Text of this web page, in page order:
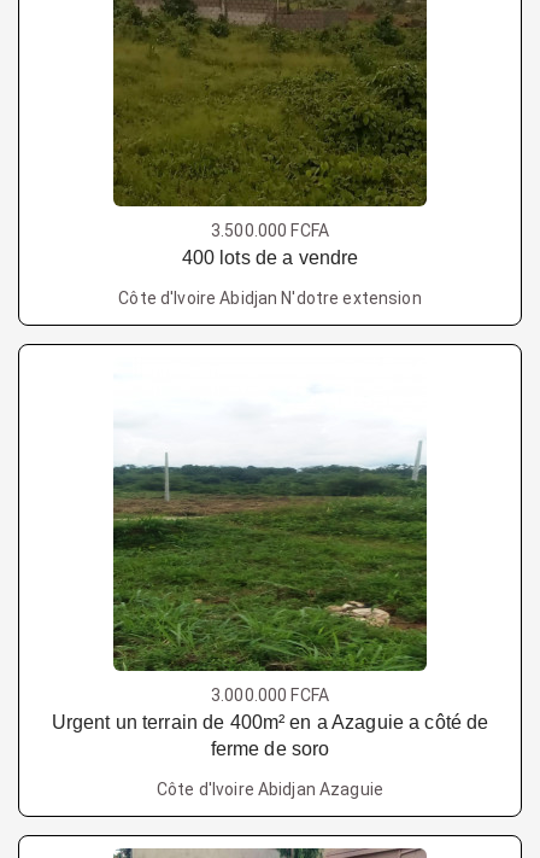
3.500.000 FCFA
400 lots de a vendre
Côte d'Ivoire Abidjan N'dotre extension
3.000.000 FCFA
Urgent un terrain de 400m² en a Azaguie a côté de
ferme de soro
Côte d'Ivoire Abidjan Azaguie